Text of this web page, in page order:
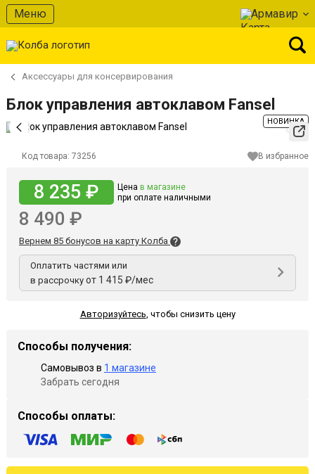
Меню Армавир
Аксессуары для консервирования
Блок управления автоклавом Fansel
НОВИНКА
Код товара: 73256 В избранное
8 235 ₽ Цена в магазине
при оплате наличными
8 490 ₽
Вернем 85 бонусов на карту Колба
Оплатить частями или
в рассрочку от 1 415 ₽/мес
Авторизуйтесь, чтобы снизить цену
Способы получения:
Самовывоз в 1 магазине
Забрать сегодня
Способы оплаты: